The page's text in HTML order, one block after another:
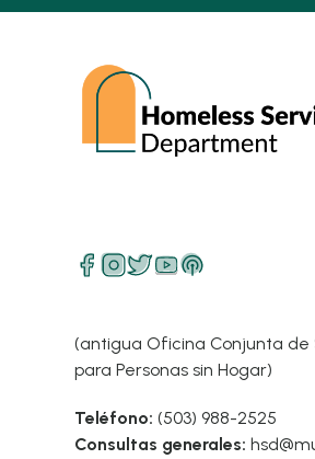
(antigua Oficina Conjunta de
para Personas sin Hogar)
Teléfono: (503) 988-2525
Consultas generales: